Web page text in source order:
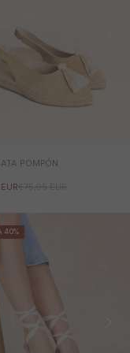
POMPÓN
OFERTA
PRECIO NORMAL
€75,95 EUR
40%